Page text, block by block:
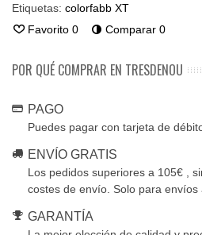
Etiquetas: colorfabb XT
Favorito 0 Comparar 0
POR QUÉ COMPRAR EN TRESDENOU
PAGO
Puedes pagar con tarjeta de
ENVÍO GRATIS
Los pedidos superiores a 105€ ,
costes de envío. Solo para envíos
GARANTÍA